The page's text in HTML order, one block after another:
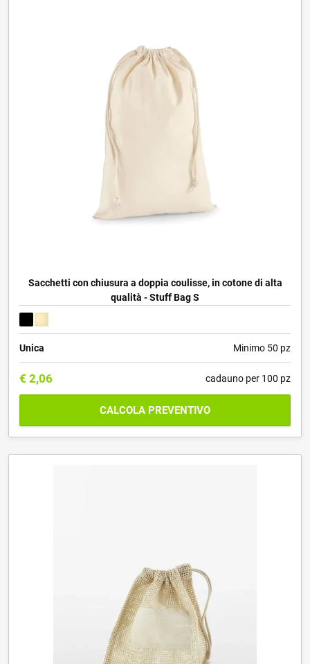
Sacchetti con chiusura a doppia coulisse, in cotone di alta
qualità - Stuff Bag S
Unica Minimo 50 pz
€ 2,06 cadauno per 100 pz
CALCOLA PREVENTIVO